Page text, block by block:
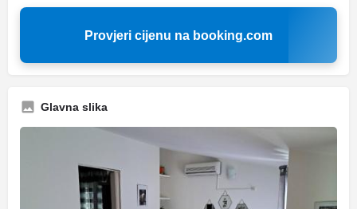
Provjeri cijenu na booking.com
Glavna slika